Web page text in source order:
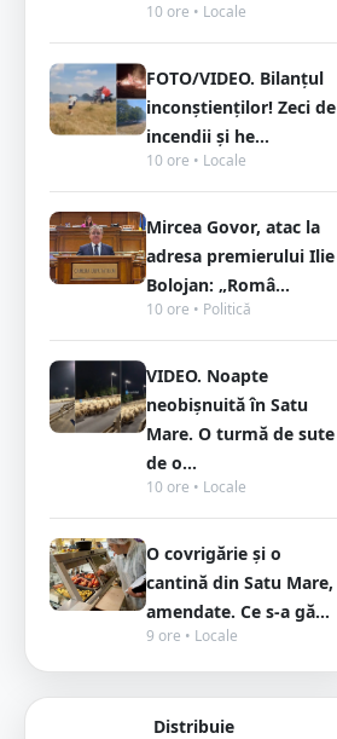
10 ore • Locale
FOTO/VIDEO. Bilanțul
inconștienților! Zeci de
incendii și he...
10 ore • Locale
Mircea Govor, atac la
adresa premierului Ilie
Bolojan: „Româ...
10 ore • Politică
VIDEO. Noapte
neobișnuită în Satu
Mare. O turmă de sute
de o...
10 ore • Locale
O covrigărie și o
cantină din Satu Mare,
amendate. Ce s-a gă...
9 ore • Locale
Distribuie